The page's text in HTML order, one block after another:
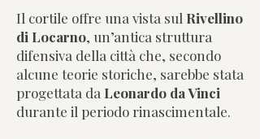
Il cortile offre una vista sul Rivellino
di Locarno, un’antica struttura
difensiva della città che, secondo
alcune teorie storiche, sarebbe stata
progettata da Leonardo da Vinci
durante il periodo rinascimentale.